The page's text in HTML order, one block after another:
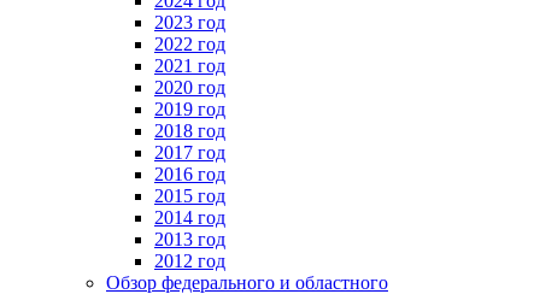
2023 год
2022 год
2021 год
2020 год
2019 год
2018 год
2017 год
2016 год
2015 год
2014 год
2013 год
2012 год
Обзор федерального и областного